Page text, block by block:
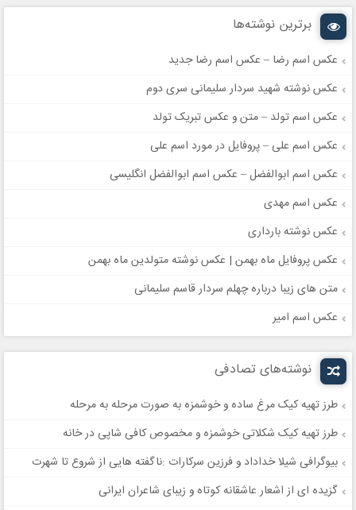
برترین نوشته‌ها
عکس اسم رضا – عکس اسم رضا جدید
عکس نوشته شهید سردار سلیمانی سری دوم
عکس اسم تولد – متن و عکس تبریک تولد
عکس اسم علی – پروفایل در مورد اسم علی
عکس اسم ابوالفضل – عکس اسم ابوالفضل انگلیسی
عکس اسم مهدی
عکس نوشته بارداری
عکس پروفایل ماه بهمن | عکس نوشته متولدین ماه بهمن
متن های زیبا درباره چهلم سردار قاسم سلیمانی
عکس اسم امیر
نوشته‌های تصادفی
طرز تهیه کیک مرغ ساده و خوشمزه به صورت مرحله به مرحله
طرز تهیه کیک شکلاتی خوشمزه و مخصوص کافی شاپی در خانه
بیوگرافی شیلا خداداد و فرزین سرکارات :ناگفته هایی از شروع تا شهرت
گزیده ای از اشعار عاشقانه کوتاه و زیبای شاعران ایرانی